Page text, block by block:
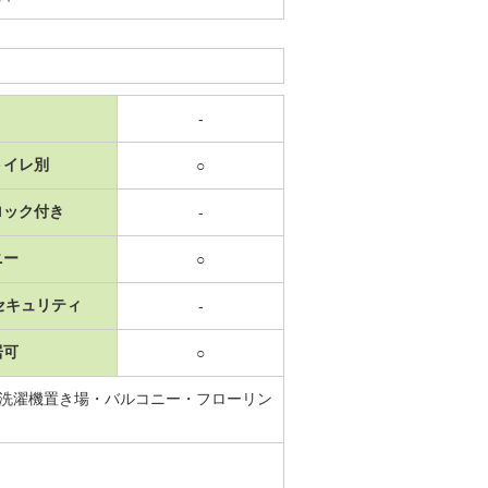
-
レ別 ○
ク付き -
ー ○
キュリティ -
可 ○
濯機置き場・バルコニー・フローリン